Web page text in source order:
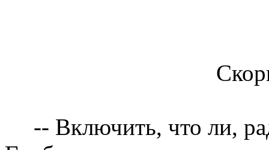
-- Включить, что ли,